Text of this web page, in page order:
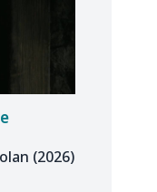
(2026)